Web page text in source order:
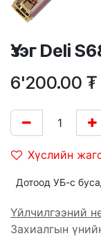
Үзэг Deli
6'200.00 ₮
Хүслийн
Дотоод УБ-с
Үйлчилгээний
Захиалгын